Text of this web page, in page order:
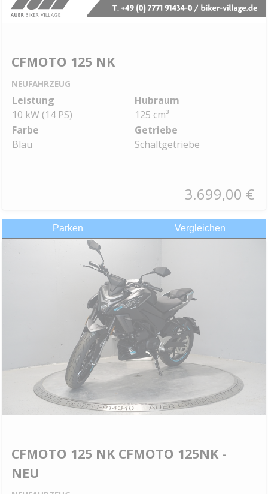
CFMOTO 125 NK
NEUFAHRZEUG
Leistung
10 kW (14 PS)
Hubraum
125 cm³
Farbe
Blau
Getriebe
Schaltgetriebe
3.699,00 €
Parken Vergleichen
CFMOTO 125 NK CFMOTO 125NK -
NEU